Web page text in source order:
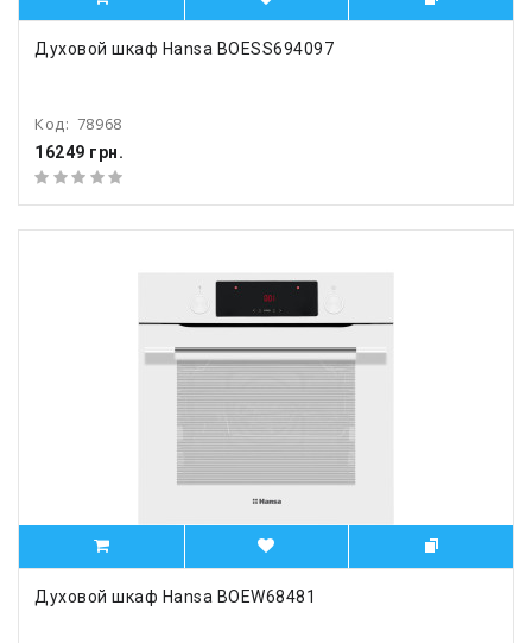
Духовой шкаф Hansa BOESS694097
Код: 78968
16249 грн.
Духовой шкаф Hansa BOEW68481